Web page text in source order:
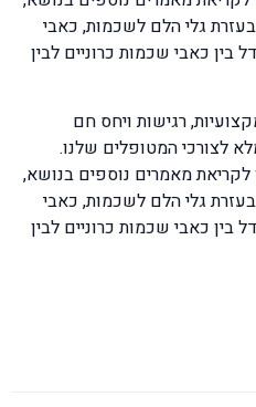
גלי הלם לשכמות, כאבי
בין כאבי שכמות כרוניים לבין
רגישות ויחס חם
לצורכי המטופלים שלנו.
מאמרים נוספים בנושא,
גלי הלם לשכמות, כאבי
בין כאבי שכמות כרוניים לבין